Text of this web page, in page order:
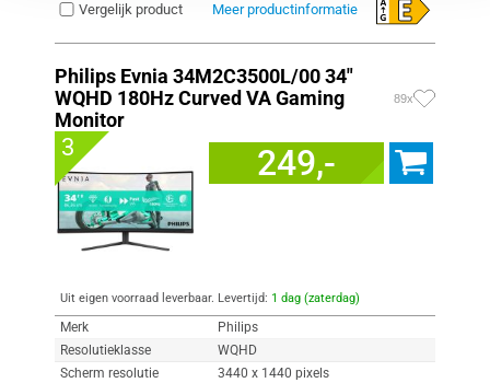
Vergelijk product Meer productinformatie
Philips Evnia 34M2C3500L/00 34"
WQHD 180Hz Curved VA Gaming
Monitor
89x
3 249,-
Uit eigen voorraad leverbaar. Levertijd: 1 dag (zaterdag)
Merk
Philips
Resolutieklasse
WQHD
Scherm resolutie
3440 x 1440 pixels